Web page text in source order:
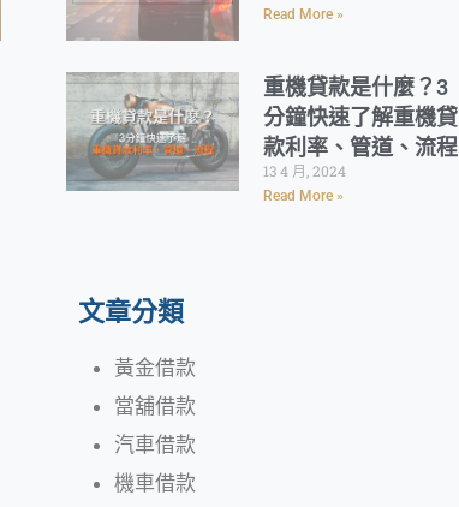
Read More »
重機貸款是什麼？3
分鐘快速了解重機貸
款利率、管道、流程
13 4 月, 2024
Read More »
文章分類
黃金借款
當舖借款
汽車借款
機車借款